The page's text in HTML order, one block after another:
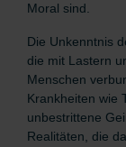
Moral sind.
Die Unkenntnis
die mit Lastern
Menschen
Krankheiten wie
unbestrittene
Realitäten, die